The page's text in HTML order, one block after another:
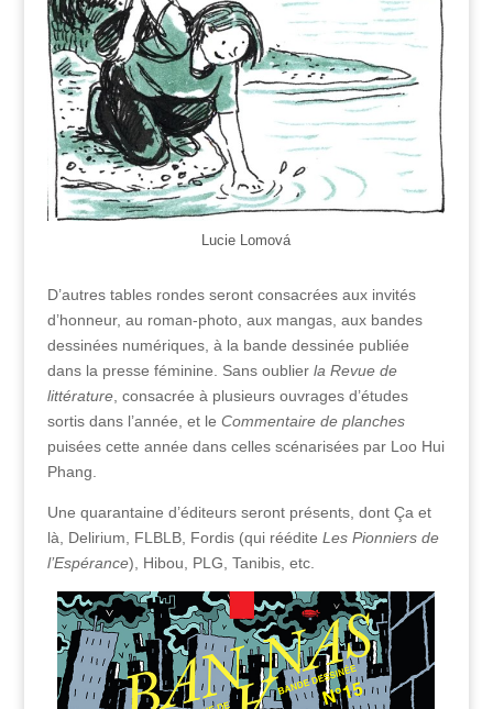
Lucie Lomová
D’autres tables rondes seront consacrées aux invités
d’honneur, au roman-photo, aux mangas, aux bandes
dessinées numériques, à la bande dessinée publiée
dans la presse féminine. Sans oublier la Revue de
littérature, consacrée à plusieurs ouvrages d’études
sortis dans l’année, et le Commentaire de planches
puisées cette année dans celles scénarisées par Loo Hui
Phang.
Une quarantaine d’éditeurs seront présents, dont Ça et
là, Delirium, FLBLB, Fordis (qui réédite Les Pionniers de
l’Espérance), Hibou, PLG, Tanibis, etc.